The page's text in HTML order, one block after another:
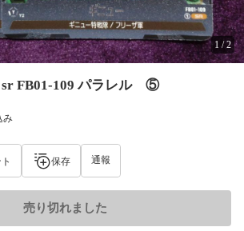
1 /2
FB01-109 パラレル ⑤
み
保存 通報
売り切れました